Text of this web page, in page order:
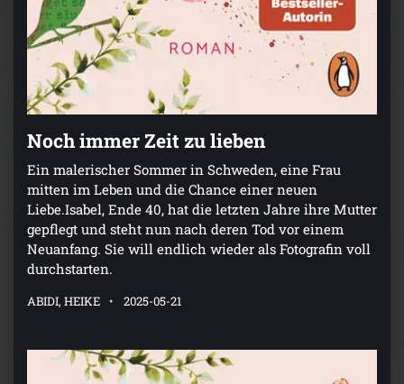
Noch immer Zeit zu lieben
Ein malerischer Sommer in Schweden, eine Frau
mitten im Leben und die Chance einer neuen
Liebe.Isabel, Ende 40, hat die letzten Jahre ihre Mutter
gepflegt und steht nun nach deren Tod vor einem
Neuanfang. Sie will endlich wieder als Fotografin voll
durchstarten.
ABIDI, HEIKE 2025-05-21